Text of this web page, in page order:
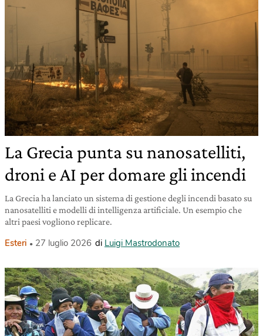
La Grecia punta su nanosatelliti,
droni e AI per domare gli incendi
La Grecia ha lanciato un sistema di gestione degli incendi basato su
nanosatelliti e modelli di intelligenza artificiale. Un esempio che
altri paesi vogliono replicare.
Esteri 27 luglio 2026 di Luigi Mastrodonato